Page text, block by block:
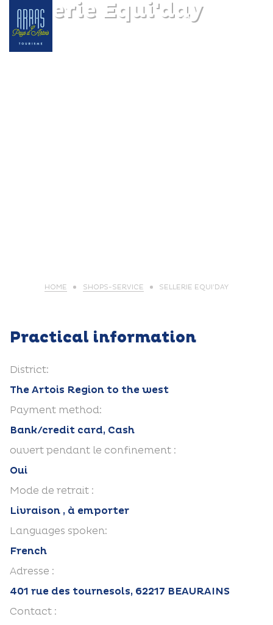
Sellerie Equi'day
HOME SHOPS-SERVICE SELLERIE EQUI’DAY
Practical information
District:
The Artois Region to the west
Payment method:
Bank/credit card, Cash
ouvert pendant le confinement :
Oui
Mode de retrait :
Livraison , à emporter
Languages spoken:
French
Adresse :
401 rue des tournesols, 62217 BEAURAINS
Contact :